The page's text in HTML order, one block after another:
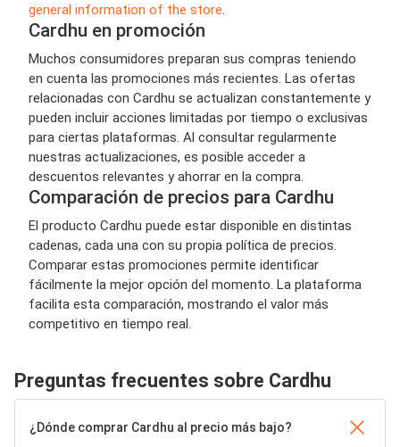
general information of the store
Cardhu en promoción
Muchos consumidores preparan sus compras teniendo
en cuenta las promociones más recientes. Las ofertas
relacionadas con Cardhu se actualizan constantemente y
pueden incluir acciones limitadas por tiempo o exclusivas
para ciertas plataformas. Al consultar regularmente
nuestras actualizaciones, es posible acceder a
descuentos relevantes y ahorrar en la compra.
Comparación de precios para Cardhu
El producto Cardhu puede estar disponible en distintas
cadenas, cada una con su propia política de precios.
Comparar estas promociones permite identificar
fácilmente la mejor opción del momento. La plataforma
facilita esta comparación, mostrando el valor más
competitivo en tiempo real.
Preguntas frecuentes sobre Cardhu
¿Dónde comprar Cardhu al precio más bajo?